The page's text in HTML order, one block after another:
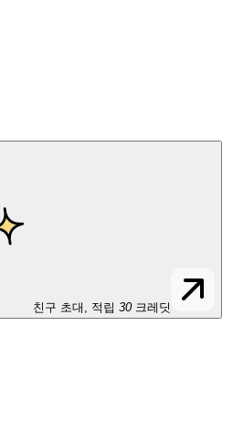
친구 초대, 적립 30 크레딧